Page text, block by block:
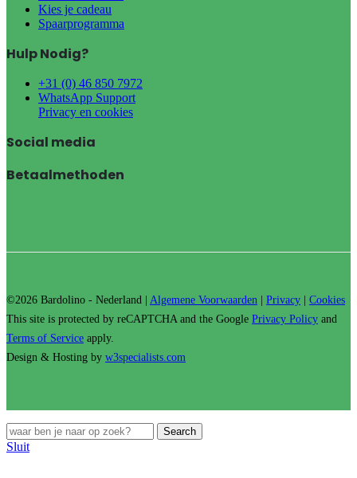
Kies je cadeau
Spaarprogramma
Hulp Nodig?
+31 (0) 46 850 7972
WhatsApp Support
Privacy en cookies
Social media
Betaalmethoden
©2026 Bardolino - Nederland | Algemene Voorwaarden | Privacy | Cookies
This site is protected by reCAPTCHA and the Google Privacy Policy and
Terms of Service apply.
Design & Hosting by w3specialists.com
Search
Sluit